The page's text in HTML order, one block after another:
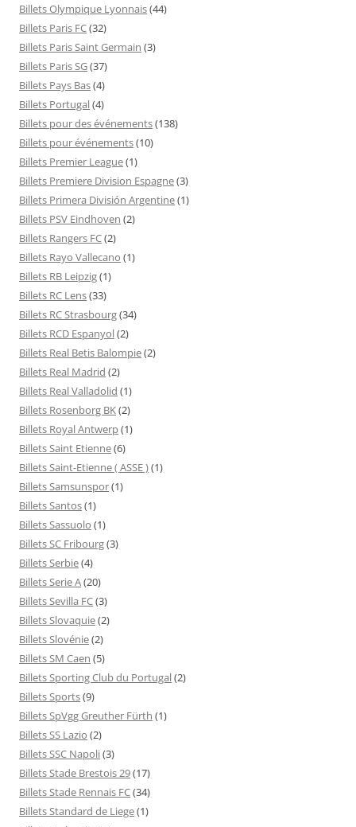
Billets Olympique Lyonnais(44)
Billets Paris FC(32)
Billets Paris Saint Germain (3)
Billets Paris SG(37)
Billets Pays Bas(4)
Billets Portugal(4)
Billets pour des événements(138)
Billets pour événements(10)
Billets Premier League(1)
Billets Premiere Division Espagne(3)
Billets Primera División Argentine(1)
Billets PSV Eindhoven (2)
Billets Rangers FC(2)
Billets Rayo Vallecano (1)
Billets RB Leipzig(1)
Billets RC Lens(33)
Billets RC Strasbourg(34)
Billets RCD Espanyol(2)
Billets Real Betis Balompie(2)
Billets Real Madrid (2)
Billets Real Valladolid (1)
Billets Rosenborg BK(2)
Billets Royal Antwerp(1)
Billets Saint Etienne(6)
Billets Saint-Etienne ( ASSE )(1)
Billets Samsunspor(1)
Billets Santos(1)
Billets Sassuolo (1)
Billets SC Fribourg(3)
Billets Serbie(4)
Billets Serie A(20)
Billets Sevilla FC(3)
Billets Slovaquie(2)
Billets Slovénie(2)
Billets SM Caen (5)
Billets Sporting Club du Portugal(2)
Billets Sports(9)
Billets SpVgg Greuther Fürth (1)
Billets SS Lazio (2)
Billets SSC Napoli(3)
Billets Stade Brestois 29(17)
Billets Stade Rennais FC(34)
Billets Standard de Liege(1)